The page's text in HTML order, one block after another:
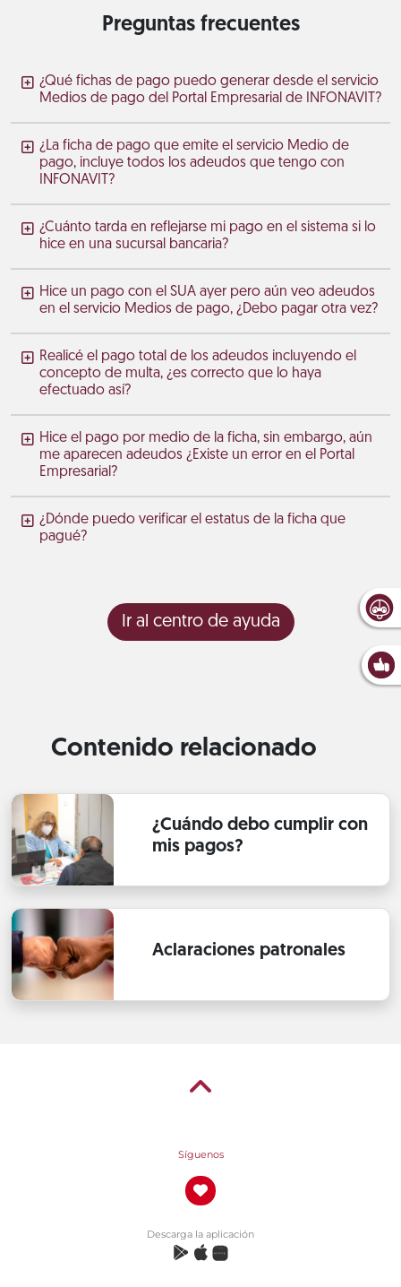
Preguntas frecuentes
¿Qué fichas de pago puedo generar desde el servicio
Medios de pago del Portal Empresarial de INFONAVIT?
¿La ficha de pago que emite el servicio Medio de
pago, incluye todos los adeudos que tengo con
INFONAVIT?
¿Cuánto tarda en reflejarse mi pago en el sistema si lo
hice en una sucursal bancaria?
Hice un pago con el SUA ayer pero aún veo adeudos
en el servicio Medios de pago, ¿Debo pagar otra vez?
Realicé el pago total de los adeudos incluyendo el
concepto de multa, ¿es correcto que lo haya
efectuado así?
Hice el pago por medio de la ficha, sin embargo, aún
me aparecen adeudos ¿Existe un error en el Portal
Empresarial?
¿Dónde puedo verificar el estatus de la ficha que
pagué?
Ir al centro de ayuda
Contenido relacionado
¿Cuándo debo cumplir con
mis pagos?
Aclaraciones patronales
Síguenos
Descarga la aplicación